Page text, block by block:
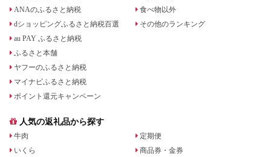
ANAのふるさと納税
dショッピングふるさと納税百選
au PAY ふるさと納税
ふるさと本舗
ヤフーのふるさと納税
マイナビふるさと納税
ポイント還元キャンペーン
食べ物以外
その他のランキング
人気の返礼品から探す
牛肉
いくら
定期便
商品券・金券